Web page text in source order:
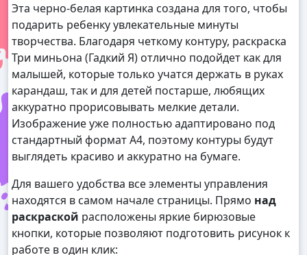
Эта черно-белая картинка создана для того, чтобы
подарить ребенку увлекательные минуты
творчества. Благодаря четкому контуру, раскраска
Три миньона (Гадкий Я) отлично подойдет как для
малышей, которые только учатся держать в руках
карандаш, так и для детей постарше, любящих
аккуратно прорисовывать мелкие детали.
Изображение уже полностью адаптировано под
стандартный формат А4, поэтому контуры будут
выглядеть красиво и аккуратно на бумаге.
Для вашего удобства все элементы управления
находятся в самом начале страницы. Прямо над
раскраской расположены яркие бирюзовые
кнопки, которые позволяют подготовить рисунок к
работе в один клик: